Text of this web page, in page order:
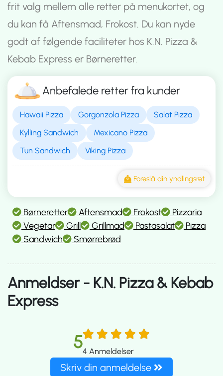
frit valg mellem alle retter på menukortet, og
du kan få Aftensmad, Frokost. Du kan nyde
godt af følgende faciliteter hos K.N. Pizza &
Kebab Express er Børneretter.
Anbefalede retter fra kunder
Hawaii Pizza Gorgonzola Pizza
Salat Pizza
Kylling Sandwich
Mexicano Pizza
Tun Sandwich
Viking Pizza
Foreslå din yndlingsret
Børneretter Aftensmad Frokost
Pizzaria
Vegetar
Grill Grillmad Pastasalat
Pizza
Sandwich
Smørrebrød
Anmeldser - K.N. Pizza & Kebab
Express
54 Anmeldelser
Skriv din anmeldelse